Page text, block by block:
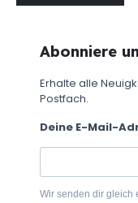
Abonniere
Erhalte alle
Postfach.
Deine E-Mail-
Wir senden dir gleich